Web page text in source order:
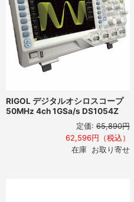
RIGOL デジタルオシロスコープ
50MHz 4ch 1GSa/s DS1054Z
定価: 65,890円
62,596円（税込）
在庫 お取り寄せ